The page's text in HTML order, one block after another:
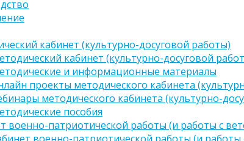
кабинет (культурно-досуговой работы)
кабинет (культурно-досуговой
и информационные материалы
проекты методического кабинета
методического кабинета (культурно-
пособия
военно-патриотической работы (и работы с